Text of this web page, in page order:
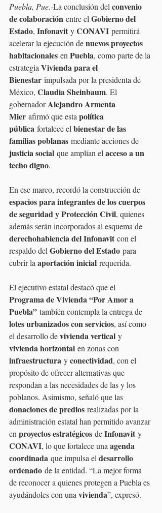
Puebla, Pue.-La conclusión del convenio
de colaboración entre el Gobierno del
Estado, Infonavit y CONAVI permitirá
acelerar la ejecución de nuevos proyectos
habitacionales en Puebla, como parte de la
estrategia Vivienda para el
Bienestar impulsada por la presidenta de
México, Claudia Sheinbaum. El
gobernador Alejandro Armenta
Mier afirmó que esta política
pública fortalece el bienestar de las
familias poblanas mediante acciones de
justicia social que amplían el acceso a un
techo digno.
En ese marco, recordó la construcción de
espacios para integrantes de los cuerpos
de seguridad y Protección Civil, quienes
además serán incorporados al esquema de
derechohabiencia del Infonavit con el
respaldo del Gobierno del Estado para
cubrir la aportación inicial requerida.
El ejecutivo estatal destacó que el
Programa de Vivienda “Por Amor a
Puebla” también contempla la entrega de
lotes urbanizados con servicios, así como
el desarrollo de vivienda vertical y
vivienda horizontal en zonas con
infraestructura y conectividad, con el
propósito de ofrecer alternativas que
respondan a las necesidades de las y los
poblanos. Asimismo, señaló que las
donaciones de predios realizadas por la
administración estatal han permitido avanzar
en proyectos estratégicos de Infonavit y
CONAVI, lo que fortalece una agenda
coordinada que impulsa el desarrollo
ordenado de la entidad. “La mejor forma
de reconocer a quienes protegen a Puebla es
ayudándoles con una vivienda”, expresó.